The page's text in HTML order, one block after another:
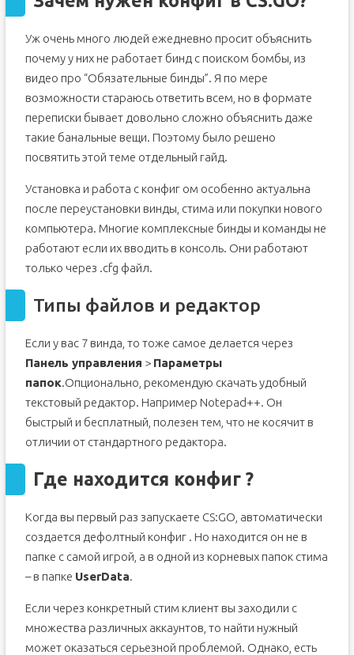
Как установить конфиг CS:GO
Сохранение конфига
Как загрузить config в игру?
Параметры запуска игры
Проверяем что получилось
Как вернуть стандартный конфиг
Как установить конфиг в кс го
Как же настроить свой конфиг в CS GO?
Как создать конфиг в кс го
Установка конфига в КС ГО
Уж очень много людей ежедневно просит объяснить
почему у них не работает бинд с поиском бомбы, из
видео про “Обязательные бинды”. Я по мере
возможности стараюсь ответить всем, но в формате
переписки бывает довольно сложно объяснить даже
такие банальные вещи. Поэтому было решено
посвятить этой теме отдельный гайд.
Установка и работа с конфиг ом особенно актуальна
после переустановки винды, стима или покупки нового
компьютера. Многие комплексные бинды и команды не
работают если их вводить в консоль. Они работают
только через .cfg файл.
Типы файлов и редактор
Если у вас 7 винда, то тоже самое делается через
Панель управления > Параметры
папок.Опционально, рекомендую скачать удобный
текстовый редактор. Например Notepad++. Он
быстрый и бесплатный, полезен тем, что не косячит в
отличии от стандартного редактора.
Где находится конфиг ?
Когда вы первый раз запускаете CS:GO, автоматически
создается дефолтный конфиг . Но находится он не в
папке с самой игрой, а в одной из корневых папок стима
– в папке UserData.
Если через конкретный стим клиент вы заходили с
множества различных аккаунтов, то найти нужный
может оказаться серьезной проблемой. Однако, есть